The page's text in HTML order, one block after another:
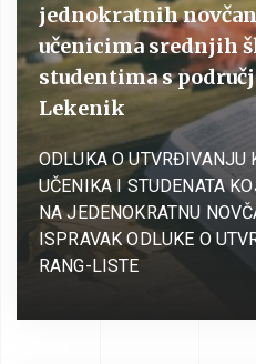
jednokratnih
učenicima srednjih
studentima s
Lekenik
ODLUKA O UTVRĐIVANJU
UČENIKA I STUDENATA
NA JEDENOKRATNU
ISPRAVAK ODLUKE O
RANG-LISTE